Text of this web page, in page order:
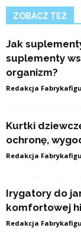
ZOBACZ TEŻ
Jak
suplementy
organizm?
Redakcja
Kurtki
ochronę,
Redakcja
Irygatory do
komfortowej
Redakcja